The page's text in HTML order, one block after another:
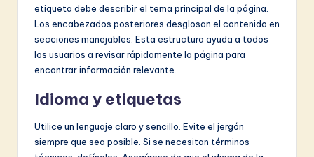
etiqueta debe describir el tema principal de la página.
Los encabezados posteriores desglosan el contenido en
secciones manejables. Esta estructura ayuda a todos
los usuarios a revisar rápidamente la página para
encontrar información relevante.
Idioma y etiquetas
Utilice un lenguaje claro y sencillo. Evite el jergón
siempre que sea posible. Si se necesitan términos